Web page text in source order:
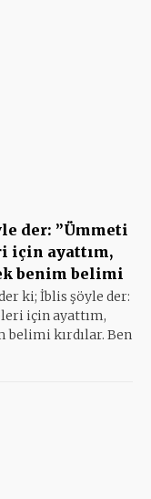
der: ”Ümmeti
için ayattım,
benim belimi
ki; İblis şöyle der:
için ayattım,
belimi kırdılar. Ben